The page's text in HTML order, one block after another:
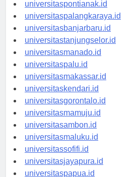
universitaspontianak.id
universitaspalangkaraya.id
universitasbanjarbaru.id
universitastanjungselor.id
universitasmanado.id
universitaspalu.id
universitasmakassar.id
universitaskendari.id
universitasgorontalo.id
universitasmamuju.id
universitasambon.id
universitasmaluku.id
universitassofifi.id
universitasjayapura.id